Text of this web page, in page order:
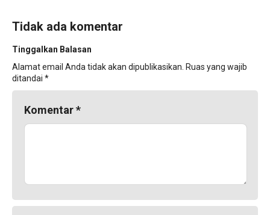
Tidak ada komentar
Tinggalkan Balasan
Alamat email Anda tidak akan dipublikasikan. Ruas yang wajib
ditandai *
Komentar*